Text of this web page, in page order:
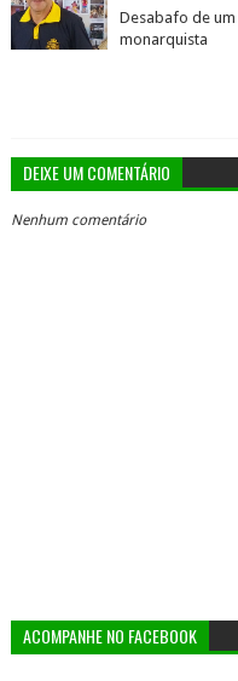
Desabafo de um
monarquista
DEIXE UM COMENTÁRIO
Nenhum comentário
ACOMPANHE NO FACEBOOK